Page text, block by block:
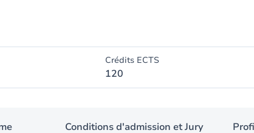
Crédits ECTS
120
Conditions d'admission et Jury